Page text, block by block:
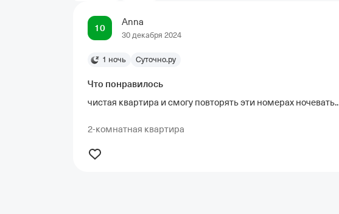
10
Anna
30 декабря 2024
1 ночь Суточно.ру
Что понравилось
чистая квартира и смогу повторять эти номерах ночевать..
2-комнатная квартира